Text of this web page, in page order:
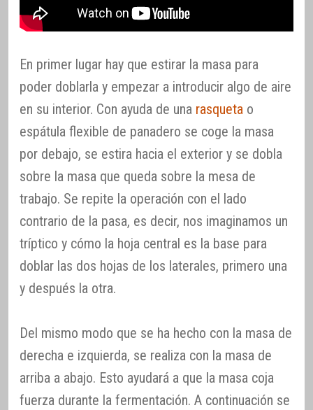
En primer lugar hay que estirar la masa para
poder doblarla y empezar a introducir algo de aire
en su interior. Con ayuda de una rasqueta o
espátula flexible de panadero se coge la masa
por debajo, se estira hacia el exterior y se dobla
sobre la masa que queda sobre la mesa de
trabajo. Se repite la operación con el lado
contrario de la pasa, es decir, nos imaginamos un
tríptico y cómo la hoja central es la base para
doblar las dos hojas de los laterales, primero una
y después la otra.
Del mismo modo que se ha hecho con la masa de
derecha e izquierda, se realiza con la masa de
arriba a abajo. Esto ayudará a que la masa coja
fuerza durante la fermentación. A continuación se